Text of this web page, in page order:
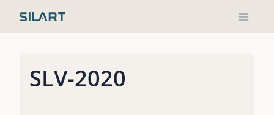
SLV-2020